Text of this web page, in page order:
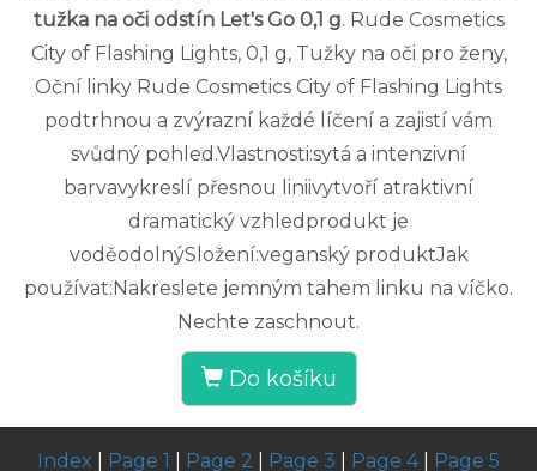
tužka na oči odstín Let's Go 0,1 g. Rude Cosmetics
City of Flashing Lights, 0,1 g, Tužky na oči pro ženy,
Oční linky Rude Cosmetics City of Flashing Lights
podtrhnou a zvýrazní každé líčení a zajistí vám
svůdný pohled.Vlastnosti:sytá a intenzivní
barvavykreslí přesnou liniivytvoří atraktivní
dramatický vzhledprodukt je
voděodolnýSložení:veganský produktJak
používat:Nakreslete jemným tahem linku na víčko.
Nechte zaschnout.
Do košíku
Index Page 1 Page 2 Page 3 Page 4| Page 5